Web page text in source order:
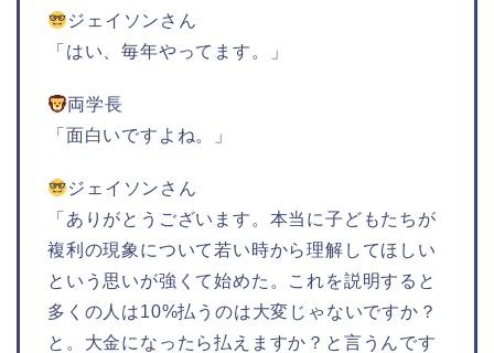
ジェイソンさん
「はい、毎年やってます。」
両学長
「面白いですよね。」
ジェイソンさん
「ありがとうございます。本当に子どもたちが
複利の現象について若い時から理解してほしい
という思いが強くて始めた。これを説明すると
多くの人は10%払うのは大変じゃないですか？
と。大金になったら払えますか？と言うんです